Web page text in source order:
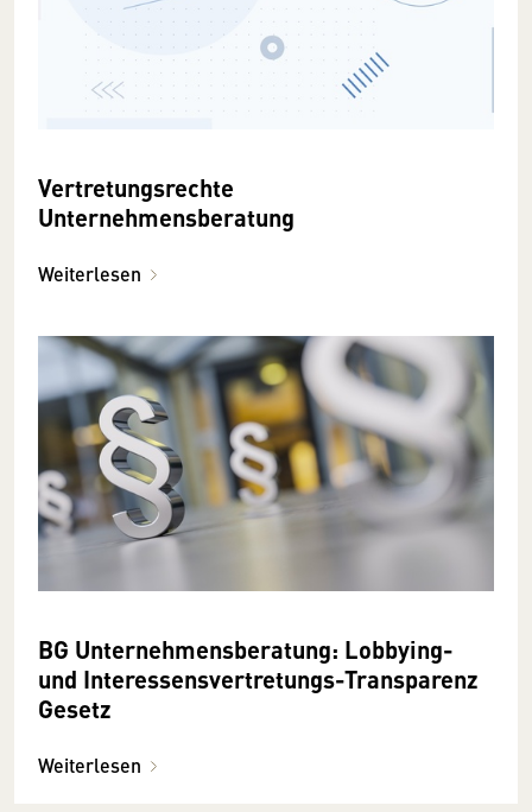
Vertretungsrechte
Unternehmensberatung
Weiterlesen
BG Unternehmensberatung: Lobbying-
und Interessensvertretungs-Transparenz
Gesetz
Weiterlesen